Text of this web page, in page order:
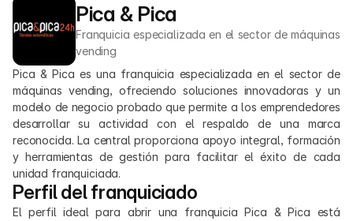
Pica & Pica
Franquicia especializada en el sector de máquinas
vending
Pica & Pica es una franquicia especializada en el sector de
máquinas vending, ofreciendo soluciones innovadoras y un
modelo de negocio probado que permite a los emprendedores
desarrollar su actividad con el respaldo de una marca
reconocida. La central proporciona apoyo integral, formación
y herramientas de gestión para facilitar el éxito de cada
unidad franquiciada.
Perfil del franquiciado
El perfil ideal para abrir una franquicia Pica & Pica está